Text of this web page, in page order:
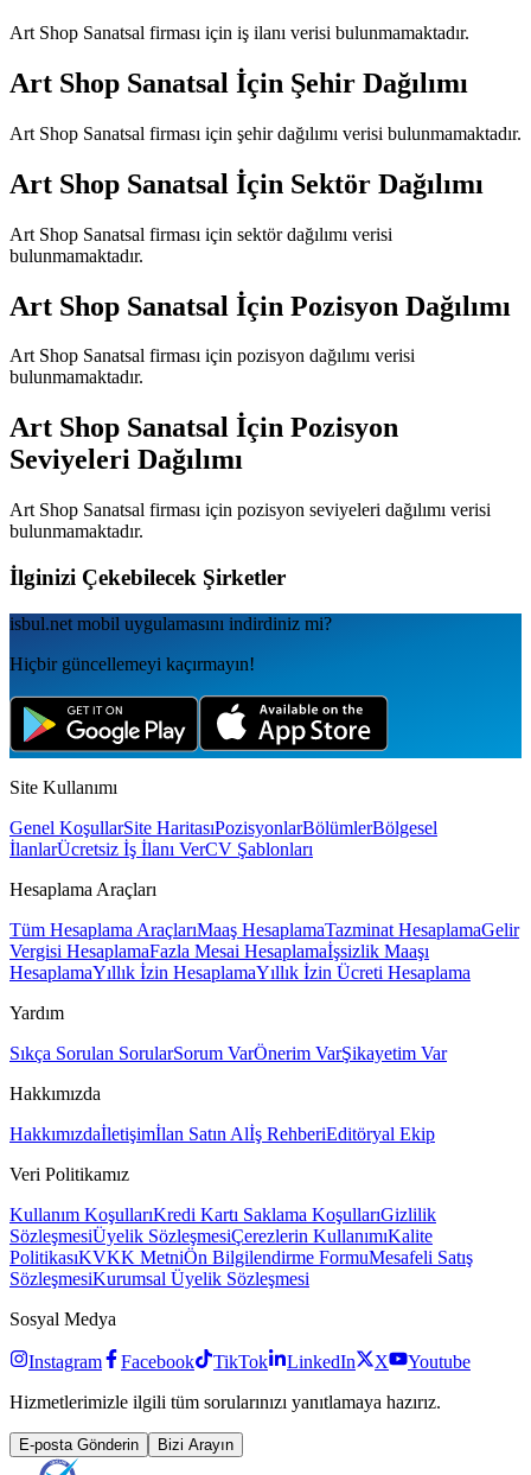
Art Shop Sanatsal firması için iş ilanı verisi bulunmamaktadır.
Art Shop Sanatsal İçin Şehir Dağılımı
Art Shop Sanatsal firması için şehir dağılımı verisi bulunmamaktadır.
Art Shop Sanatsal İçin Sektör Dağılımı
Art Shop Sanatsal firması için sektör dağılımı verisi
bulunmamaktadır.
Art Shop Sanatsal İçin Pozisyon Dağılımı
Art Shop Sanatsal firması için pozisyon dağılımı verisi
bulunmamaktadır.
Art Shop Sanatsal İçin Pozisyon
Seviyeleri Dağılımı
Art Shop Sanatsal firması için pozisyon seviyeleri dağılımı verisi
bulunmamaktadır.
İlginizi Çekebilecek Şirketler
isbul.net mobil uygulamаsını indirdiniz mi?
Hiçbir güncellemeyi kaçırmayın!
Site Kullanımı
Genel KoşullarSite HaritasıPozisyonlarBölümlerBölgesel
İlanlarÜcretsiz İş İlanı VerCV Şablonları
Hesaplama Araçları
Tüm Hesaplama AraçlarıMaaş HesaplamaTazminat HesaplamaGelir
Vergisi HesaplamaFazla Mesai Hesaplamaİşsizlik Maaşı
HesaplamaYıllık İzin HesaplamaYıllık İzin Ücreti Hesaplama
Yardım
Sıkça Sorulan SorularSorum VarÖnerim VarŞikayetim Var
Hakkımızda
Hakkımızdaİletişimİlan Satın Alİş RehberiEditöryal Ekip
Veri Politikamız
Kullanım KoşullarıKredi Kartı Saklama KoşullarıGizlilik
SözleşmesiÜyelik SözleşmesiÇerezlerin KullanımıKalite
PolitikasıKVKK MetniÖn Bilgilendirme FormuMesafeli Satış
SözleşmesiKurumsal Üyelik Sözleşmesi
Sosyal Medya
Instagram Facebook TikTok LinkedIn X
Youtube
Hizmetlerimizle ilgili tüm sorularınızı yanıtlamaya hazırız.
E-posta Gönderin Bizi Arayın